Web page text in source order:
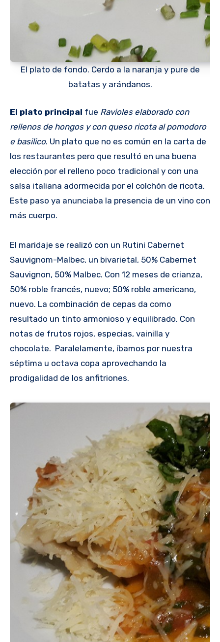
El plato de fondo. Cerdo a la naranja y pure de
batatas y arándanos.
El plato principal fue Ravioles elaborado con
rellenos de hongos y con queso ricota al pomodoro
e basilico. Un plato que no es común en la carta de
los restaurantes pero que resultó en una buena
elección por el relleno poco tradicional y con una
salsa italiana adormecida por el colchón de ricota.
Este paso ya anunciaba la presencia de un vino con
más cuerpo.
El maridaje se realizó con un Rutini Cabernet
Sauvignom-Malbec, un bivarietal, 50% Cabernet
Sauvignon, 50% Malbec. Con 12 meses de crianza,
50% roble francés, nuevo; 50% roble americano,
nuevo. La combinación de cepas da como
resultado un tinto armonioso y equilibrado. Con
notas de frutos rojos, especias, vainilla y
chocolate. Paralelamente, íbamos por nuestra
séptima u octava copa aprovechando la
prodigalidad de los anfitriones.